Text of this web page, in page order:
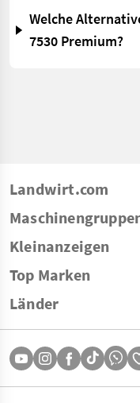
Welche
7530 Premium?
Landwirt.com
Kleinanzeigen
Top Marken
Länder